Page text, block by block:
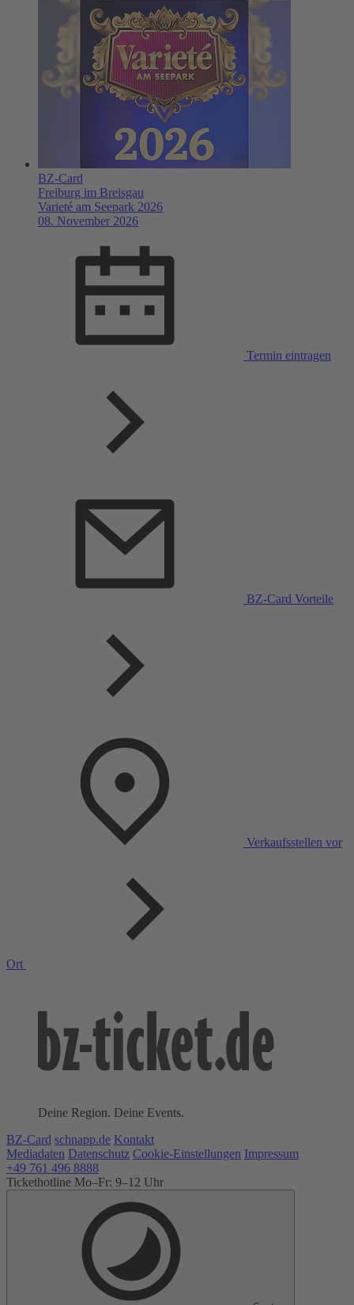
BZ-Card
Freiburg im Breisgau
Varieté am Seepark 2026
08. November 2026
Termin eintragen
BZ-Card Vorteile
Verkaufsstellen vor
Ort
Deine Region. Deine Events.
BZ-Card schnapp.de Kontakt
Mediadaten Datenschutz Cookie-Einstellungen Impressum
+49 761 496 8888
Tickethotline Mo–Fr: 9–12 Uhr